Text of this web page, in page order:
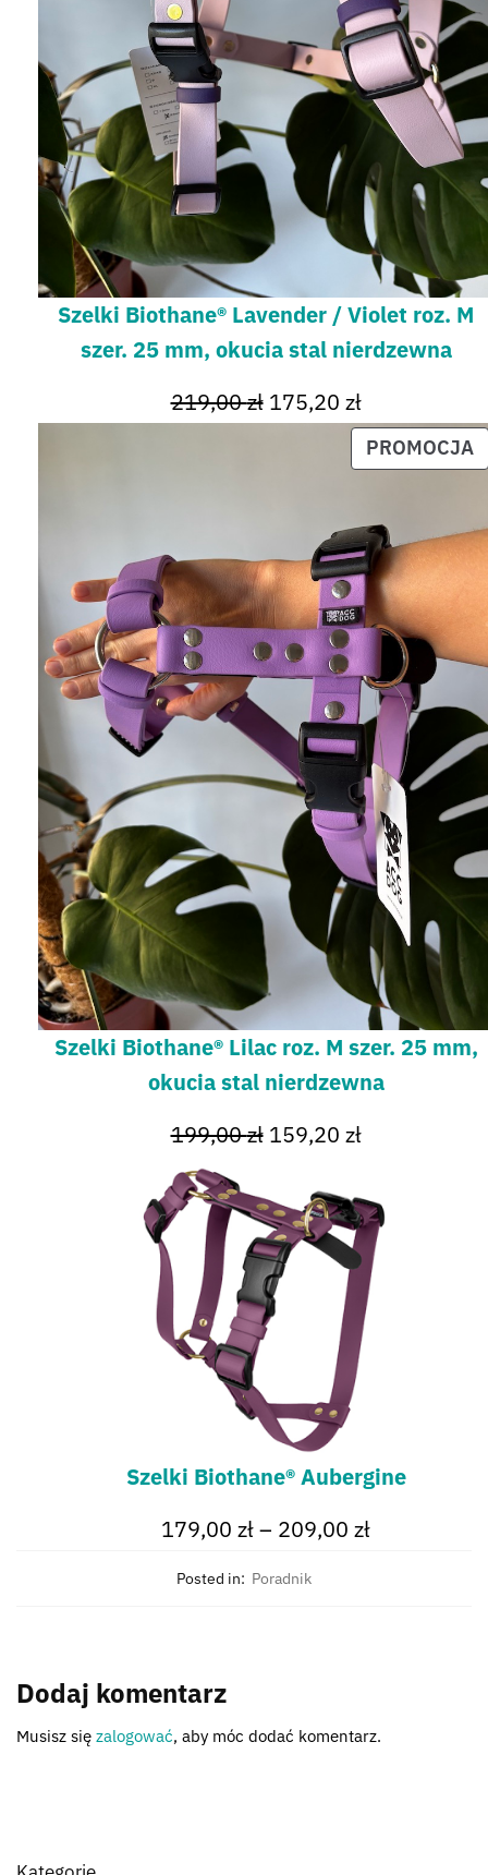
Szelki Biothane® Lavender / Violet roz. M
szer. 25 mm, okucia stal nierdzewna
219,00zł 175,20 zł
PROMOCJA
Szelki Biothane® Lilac roz. M szer. 25 mm,
okucia stal nierdzewna
199,00zł 159,20 zł
Szelki Biothane® Aubergine
179,00 zł– 209,00 zł
Posted in: Poradnik
Dodaj komentarz
Musisz się zalogować, aby móc dodać komentarz.